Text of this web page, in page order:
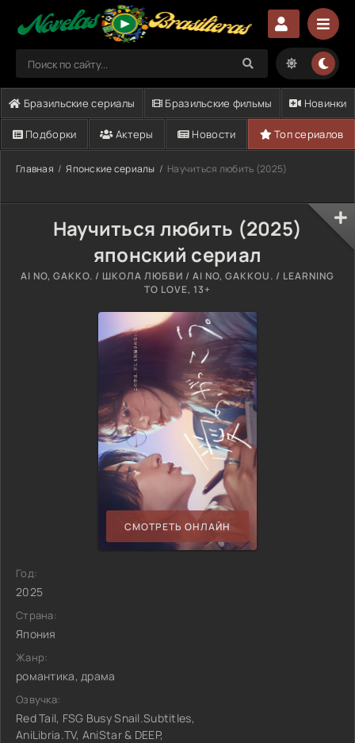
Бразильские сериалы Бразильские фильмы Новинки
Подборки Актеры Новости Топ сериалов
Главная Японские сериалы Научиться любить (2025)
Научиться любить (2025)
японский сериал
AI NO, GAKKO. / ШКОЛА ЛЮБВИ / AI NO, GAKKOU. / LEARNING
TO LOVE, 13+
СМОТРЕТЬ ОНЛАЙН
Год:
2025
Страна:
Япония
Жанр:
романтика, драма
Озвучка:
Red Tail, FSG Busy Snail.Subtitles,
AniLibria.TV, AniStar & DEEP,